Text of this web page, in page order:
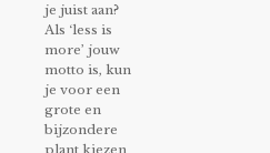
je juist aan?
Als ‘less is
more’ jouw
motto is, kun
je voor een
grote en
bijzondere
plant kiezen